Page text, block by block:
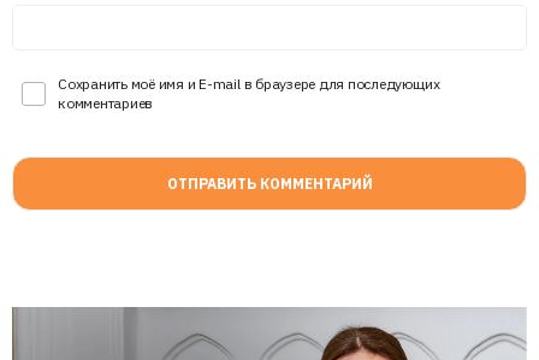
Сохранить моё имя и E-mail в браузере для последующих
комментариев